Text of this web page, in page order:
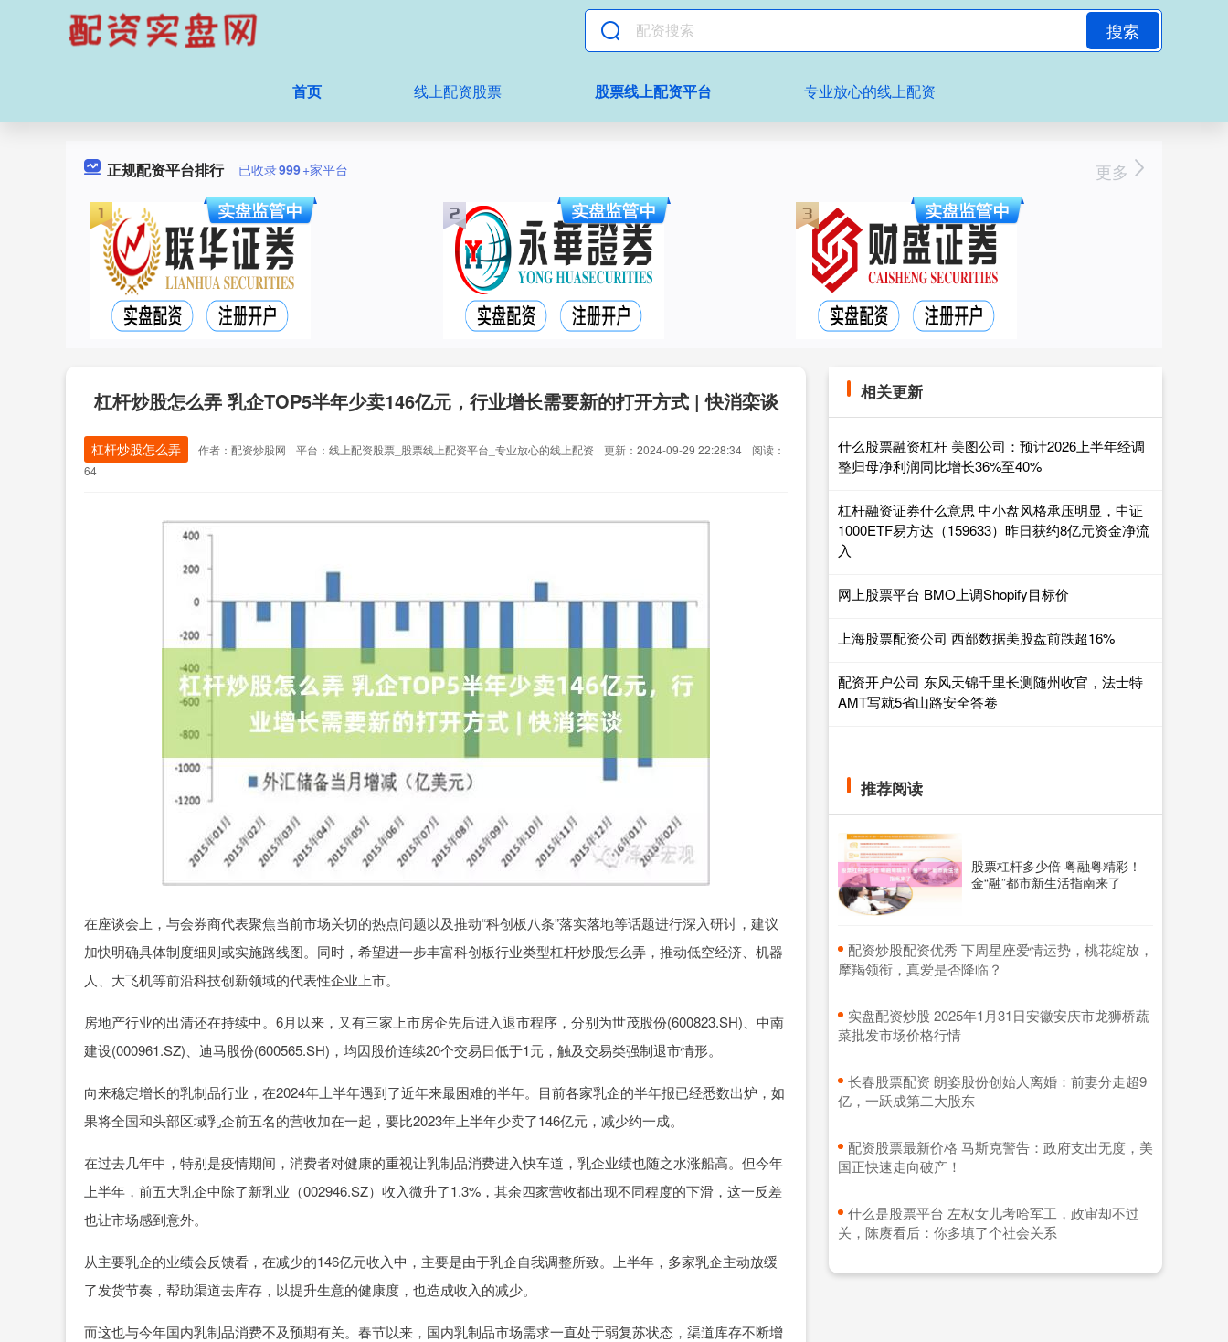
搜索
首页 线上配资股票 股票线上配资平台 专业放心的线上配资
正规配资平台排行 已收录999+家平台 更多
杠杆炒股怎么弄 乳企TOP5半年少卖146亿元，行业增长需要新的打开方式 | 快消栾谈
杠杆炒股怎么弄 作者：配资炒股网 平台：线上配资股票_股票线上配资平台_专业放心的线上配资 更新：2024-09-29 22:28:34
阅读：
64
在座谈会上，与会券商代表聚焦当前市场关切的热点问题以及推动“科创板八条”落实落地等话题进行深入研讨，建议
加快明确具体制度细则或实施路线图。同时，希望进一步丰富科创板行业类型杠杆炒股怎么弄，推动低空经济、机器
人、大飞机等前沿科技创新领域的代表性企业上市。
房地产行业的出清还在持续中。6月以来，又有三家上市房企先后进入退市程序，分别为世茂股份(600823.SH)、中南
建设(000961.SZ)、迪马股份(600565.SH)，均因股价连续20个交易日低于1元，触及交易类强制退市情形。
向来稳定增长的乳制品行业，在2024年上半年遇到了近年来最困难的半年。目前各家乳企的半年报已经悉数出炉，如
果将全国和头部区域乳企前五名的营收加在一起，要比2023年上半年少卖了146亿元，减少约一成。
在过去几年中，特别是疫情期间，消费者对健康的重视让乳制品消费进入快车道，乳企业绩也随之水涨船高。但今年
上半年，前五大乳企中除了新乳业（002946.SZ）收入微升了1.3%，其余四家营收都出现不同程度的下滑，这一反差
也让市场感到意外。
从主要乳企的业绩会反馈看，在减少的146亿元收入中，主要是由于乳企自我调整所致。上半年，多家乳企主动放缓
了发货节奏，帮助渠道去库存，以提升生意的健康度，也造成收入的减少。
而这也与今年国内乳制品消费不及预期有关。春节以来，国内乳制品市场需求一直处于弱复苏状态，渠道库存不断增
相关更新
什么股票融资杠杆 美图公司：预计2026上半年经调
整归母净利润同比增长36%至40%
杠杆融资证券什么意思 中小盘风格承压明显，中证
1000ETF易方达（159633）昨日获约8亿元资金净流
入
网上股票平台 BMO上调Shopify目标价
上海股票配资公司 西部数据美股盘前跌超16%
配资开户公司 东风天锦千里长测随州收官，法士特
AMT写就5省山路安全答卷
推荐阅读
股票杠杆多少倍 粤融粤精彩！
金“融”都市新生活指南来了
​配资炒股配资优秀 下周星座爱情运势，桃花绽放，
摩羯领衔，真爱是否降临？
​实盘配资炒股 2025年1月31日安徽安庆市龙狮桥蔬
菜批发市场价格行情
​长春股票配资 朗姿股份创始人离婚：前妻分走超9
亿，一跃成第二大股东
​配资股票最新价格 马斯克警告：政府支出无度，美
国正快速走向破产！
​什么是股票平台 左权女儿考哈军工，政审却不过
关，陈赓看后：你多填了个社会关系